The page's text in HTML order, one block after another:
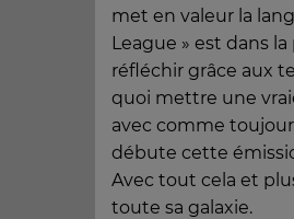
met en valeur la
League » est dans
réfléchir grâce aux
quoi mettre une
avec comme
débute cette
Avec tout cela et
toute sa galaxie.